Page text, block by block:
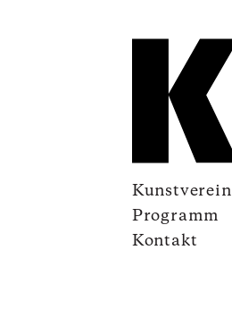
Kunstverein
Programm
Kontakt